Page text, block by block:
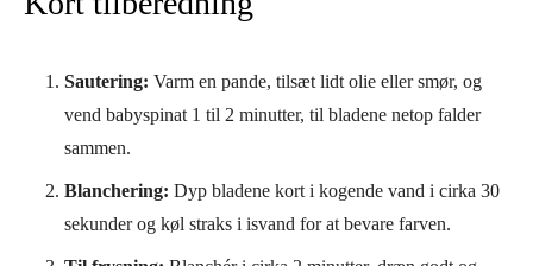
Sautering: Varm en pande, tilsæt lidt olie eller smør, og
vend babyspinat 1 til 2 minutter, til bladene netop falder
sammen.
Blanchering: Dyp bladene kort i kogende vand i cirka 30
sekunder og køl straks i isvand for at bevare farven.